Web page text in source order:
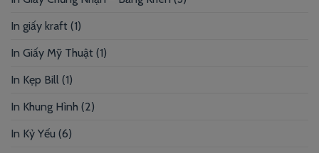
In giấy kraft (1)
In Giấy Mỹ Thuật (1)
In Kẹp Bill (1)
In Khung Hình (2)
In Kỷ Yếu (6)